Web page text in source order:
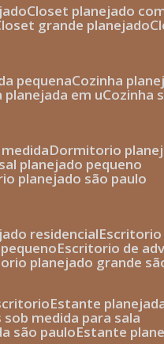
closet planejado
closet grande planejado
pequena cozinha
planejada em u cozinha
dormitorio
planejado pequeno
planejado são paulo
residencial
escritorio de
planejado grande
estante
sob medida para sala
são paulo estante